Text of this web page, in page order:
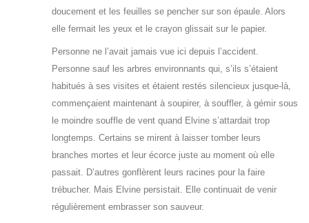
doucement et les feuilles se pencher sur son épaule. Alors
elle fermait les yeux et le crayon glissait sur le papier.
Personne ne l’avait jamais vue ici depuis l’accident.
Personne sauf les arbres environnants qui, s’ils s’étaient
habitués à ses visites et étaient restés silencieux jusque-là,
commençaient maintenant à soupirer, à souffler, à gémir sous
le moindre souffle de vent quand Elvine s’attardait trop
longtemps. Certains se mirent à laisser tomber leurs
branches mortes et leur écorce juste au moment où elle
passait. D’autres gonflèrent leurs racines pour la faire
trébucher. Mais Elvine persistait. Elle continuait de venir
régulièrement embrasser son sauveur.